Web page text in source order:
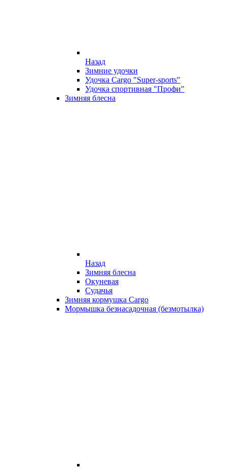
Назад
Зимние удочки
Удочка Cargo "Super-sports"
Удочка спортивная "Профи"
Зимняя блесна
Назад
Зимняя блесна
Окуневая
Судачья
Зимняя кормушка Cargo
Мормышка безнасадочная (безмотылка)